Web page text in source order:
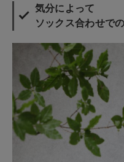
気分によって
ソックス合わせで